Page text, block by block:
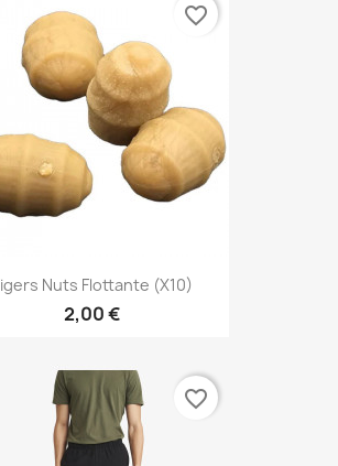
Nuts Flottante (X10)
2,00 €
favorite_border
favorite_border